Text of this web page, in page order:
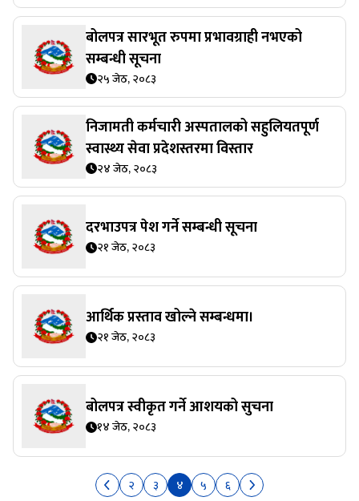
बोलपत्र सारभूत रुपमा प्रभावग्राही नभएको
सम्बन्धी सूचना
२५ जेठ, २०८३
निजामती कर्मचारी अस्पतालको सहुलियतपूर्ण
स्वास्थ्य सेवा प्रदेशस्तरमा विस्तार
२४ जेठ, २०८३
दरभाउपत्र पेश गर्ने सम्बन्धी सूचना
२१ जेठ, २०८३
आर्थिक प्रस्ताव खोल्ने सम्बन्धमा।
२१ जेठ, २०८३
बोलपत्र स्वीकृत गर्ने आशयको सुचना
१४ जेठ, २०८३
२ ३ ४ ५ ६